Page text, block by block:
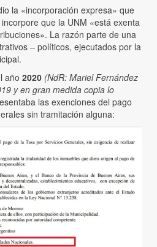
la «incorporación expresa» que
que la UNM «está exenta
La razón parte de una
– políticos, ejecutados por la
año 2020 (NdR: Mariel Fernández
y en gran medida copia lo
las exenciones del pago
sin tramitación alguna: